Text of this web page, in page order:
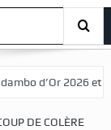
Alain Djissikadié
DE COLÈRE